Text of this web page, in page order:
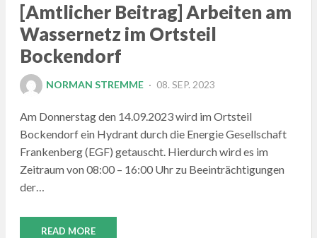
[Amtlicher Beitrag] Arbeiten am
Wassernetz im Ortsteil
Bockendorf
NORMAN STREMME
POSTED
08. SEP. 2023
Am Donnerstag den 14.09.2023 wird im Ortsteil
Bockendorf ein Hydrant durch die Energie Gesellschaft
Frankenberg (EGF) getauscht. Hierdurch wird es im
Zeitraum von 08:00 – 16:00 Uhr zu Beeinträchtigungen
der…
READ MORE